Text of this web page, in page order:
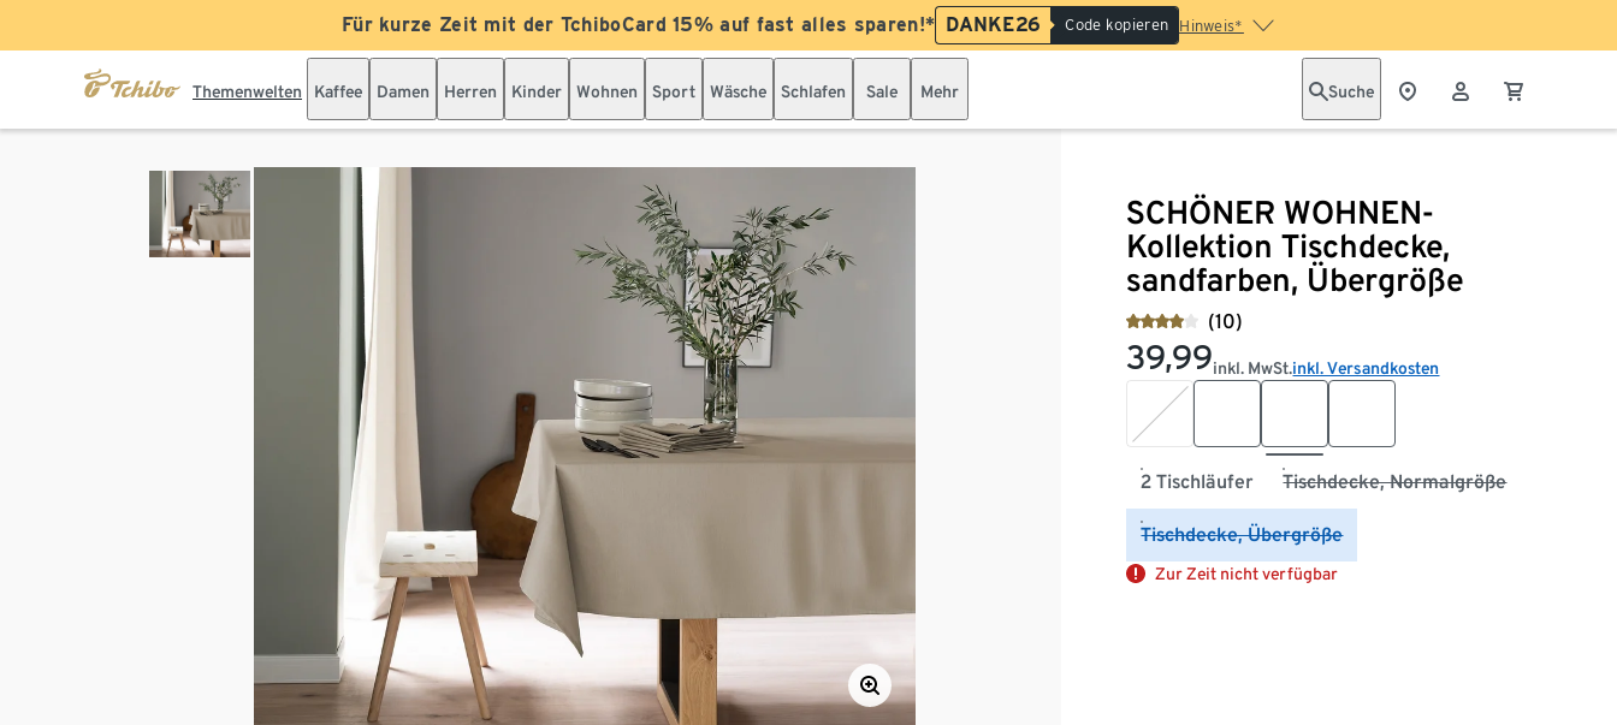
Für kurze Zeit mit der TchiboCard 15% auf fast alles sparen!* DANKE26 Code kopieren Hinweis*
Themenwelten Kaffee Damen Herren Kinder Wohnen Sport Wäsche Schlafen Sale Mehr Suche
SCHÖNER WOHNEN-
Kollektion Tischdecke,
sandfarben, Übergröße
(10)
39,99inkl. MwSt.inkl. Versandkosten
2 Tischläufer Tischdecke, Normalgröße
Tischdecke, Übergröße
Zur Zeit nicht verfügbar